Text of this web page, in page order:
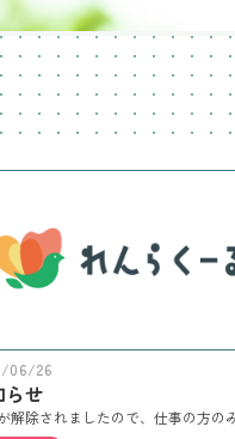
06/26
らせ